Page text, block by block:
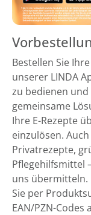
Bestellen Sie
unserer LINDA
zu bedienen
gemeinsame
Ihre E-Rezepte
einzulösen.
Privatrezepte,
Pflegehilfsmittel
uns übermitteln.
Sie per
EAN/PZN-